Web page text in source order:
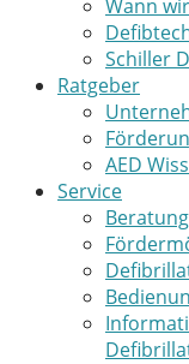
Wann
Schiller
Ratgeber
AED
Service
Beratung